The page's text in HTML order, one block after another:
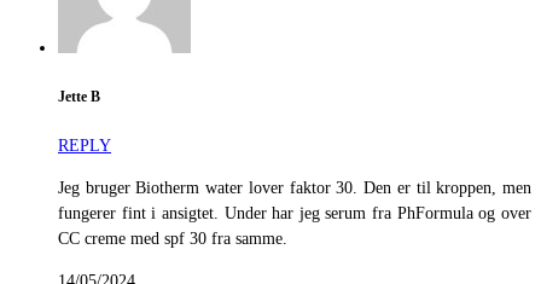
Jette B
REPLY
Jeg bruger Biotherm water lover faktor 30. Den er til kroppen, men
fungerer fint i ansigtet. Under har jeg serum fra PhFormula og over
CC creme med spf 30 fra samme.